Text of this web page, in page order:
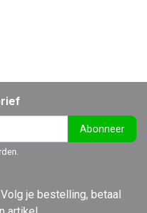
Abonneer
je bestelling, betaal